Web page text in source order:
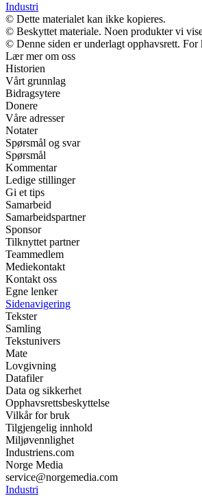
Industri
© Dette materialet kan ikke kopieres.
© Beskyttet materiale. Noen produkter vi
© Denne siden er underlagt opphavsrett.
Lær mer om oss
Historien
Vårt grunnlag
Bidragsytere
Donere
Våre adresser
Notater
Spørsmål og svar
Spørsmål
Kommentar
Ledige stillinger
Gi et tips
Samarbeid
Samarbeidspartner
Sponsor
Tilknyttet partner
Teammedlem
Mediekontakt
Kontakt oss
Egne lenker
Sidenavigering
Tekster
Samling
Tekstunivers
Mate
Lovgivning
Datafiler
Data og sikkerhet
Opphavsrettsbeskyttelse
Vilkår for bruk
Tilgjengelig innhold
Miljøvennlighet
Industriens.com
Norge Media
service@norgemedia.com
Industri